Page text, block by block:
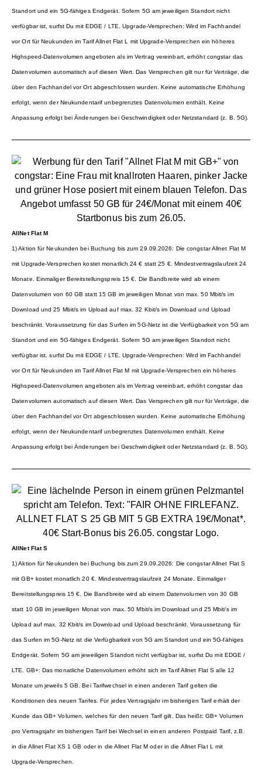
Standort und ein 5G-fähiges Endgerät. Sofern 5G am jeweiligen Standort nicht
verfügbar ist, surfst Du mit EDGE / LTE. Upgrade-Versprechen: Wird im Fachhandel
vor Ort für Neukunden im Tarif Allnet Flat L mit Upgrade-Versprechen ein höheres
Highspeed-Datenvolumen angeboten als im Vertrag vereinbart, erhöht congstar das
Datenvolumen automatisch auf diesen Wert. Das Versprechen gilt nur für Verträge, die
über den Fachhandel vor Ort abgeschlossen wurden. Keine automatische Erhöhung
erfolgt, wenn der Neukundentarif unbegrenztes Datenvolumen enthält. Keine
Anpassung erfolgt bei Änderungen bei Geschwindigkeit oder Netzstandard (z. B. 5G).
AllNet Flat M
1) Aktion für Neukunden bei Buchung bis zum 29.09.2026: Die congstar Allnet Flat M
mit Upgrade-Versprechen kostet monatlich 24 € statt 25 €. Mindestvertragslaufzeit 24
Monate. Einmaliger Bereitstellungspreis 15 €. Die Bandbreite wird ab einem
Datenvolumen von 60 GB statt 15 GB im jeweiligen Monat von max. 50 Mbit/s im
Download und 25 Mbit/s im Upload auf max. 32 Kbit/s im Download und Upload
beschränkt. Voraussetzung für das Surfen im 5G-Netz ist die Verfügbarkeit von 5G am
Standort und ein 5G-fähiges Endgerät. Sofern 5G am jeweiligen Standort nicht
verfügbar ist, surfst Du mit EDGE / LTE. Upgrade-Versprechen: Wird im Fachhandel
vor Ort für Neukunden im Tarif Allnet Flat M mit Upgrade-Versprechen ein höheres
Highspeed-Datenvolumen angeboten als im Vertrag vereinbart, erhöht congstar das
Datenvolumen automatisch auf diesen Wert. Das Versprechen gilt nur für Verträge, die
über den Fachhandel vor Ort abgeschlossen wurden. Keine automatische Erhöhung
erfolgt, wenn der Neukundentarif unbegrenztes Datenvolumen enthält. Keine
Anpassung erfolgt bei Änderungen bei Geschwindigkeit oder Netzstandard (z. B. 5G).
AllNet Flat S
1) Aktion für Neukunden bei Buchung bis zum 29.09.2026: Die congstar Allnet Flat S
mit GB+ kostet monatlich 20 €. Mindestvertragslaufzeit 24 Monate. Einmaliger
Bereitstellungspreis 15 €. Die Bandbreite wird ab einem Datenvolumen von 30 GB
statt 10 GB im jeweiligen Monat von max. 50 Mbit/s im Download und 25 Mbit/s im
Upload auf max. 32 Kbit/s im Download und Upload beschränkt. Voraussetzung für
das Surfen im 5G-Netz ist die Verfügbarkeit von 5G am Standort und ein 5G-fähiges
Endgerät. Sofern 5G am jeweiligen Standort nicht verfügbar ist, surfst Du mit EDGE /
LTE. GB+: Das monatliche Datenvolumen erhöht sich im Tarif Allnet Flat S alle 12
Monate um jeweils 5 GB. Bei Tarifwechsel in einen anderen Tarif gelten die
Konditionen des neuen Tarifes. Für jedes Vertragsjahr im bisherigen Tarif erhält der
Kunde das GB+ Volumen, welches für den neuen Tarif gilt. Das heißt: GB+ Volumen
pro Vertragsjahr im bisherigen Tarif bei Wechsel in einen anderen Postpaid Tarif, z.B.
in die Allnet Flat XS 1 GB oder in die Allnet Flat M oder in die Allnet Flat L mit
Upgrade-Versprechen.